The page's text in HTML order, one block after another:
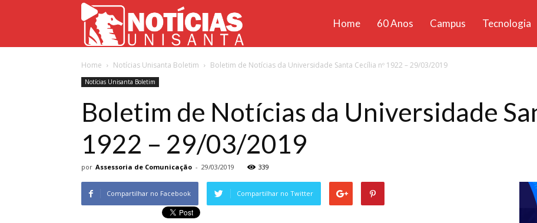
Unisanta
Home 60 Anos Campus Tecnologia
Home Notícias Unisanta Boletim Boletim de Notícias da Universidade Santa Cecília nº 1922 – 29/03/2019
Notícias Unisanta Boletim
Boletim de Notícias da Universidade
1922 – 29/03/2019
por Assessoria de Comunicação - 29/03/2019 339
Compartilhar no Facebook Compartilhar no Twitter